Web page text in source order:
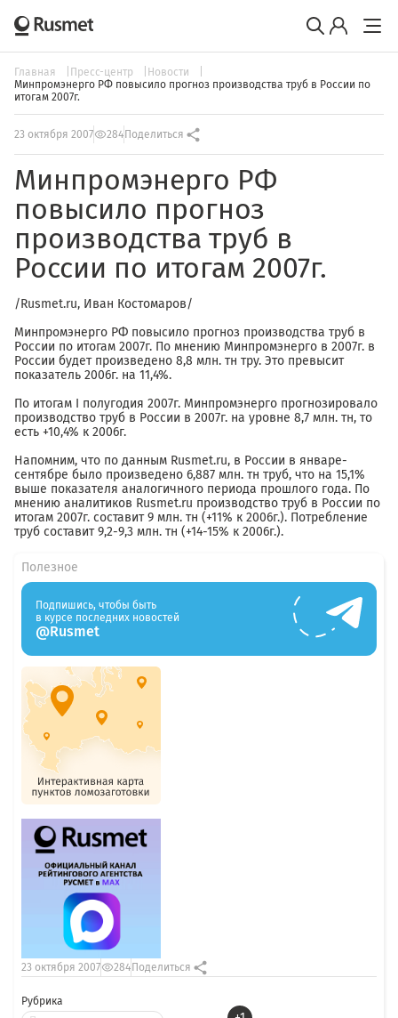
Главная Пресс-центр
Новости
Минпромэнерго РФ повысило прогноз производства труб в России по
итогам 2007г.
23 октября 2007 284 Поделиться
Минпромэнерго РФ
повысило прогноз
производства труб в
России по итогам 2007г.
/Rusmet.ru, Иван Костомаров/
Минпромэнерго РФ повысило прогноз производства труб в
России по итогам 2007г. По мнению Минпромэнерго в 2007г. в
России будет произведено 8,8 млн. тн тру. Это превысит
показатель 2006г. на 11,4%.
По итогам I полугодия 2007г. Минпромэнерго прогнозировало
производство труб в России в 2007г. на уровне 8,7 млн. тн, то
есть +10,4% к 2006г.
Напомним, что по данным Rusmet.ru, в России в январе-
сентябре было произведено 6,887 млн. тн труб, что на 15,1%
выше показателя аналогичного периода прошлого года. По
мнению аналитиков Rusmet.ru производство труб в России по
итогам 2007г. составит 9 млн. тн (+11% к 2006г.). Потребление
труб составит 9,2-9,3 млн. тн (+14-15% к 2006г.).
Рубрика
23 октября 2007 284 Поделиться
Полезное
Подпишись, чтобы быть
в курсе последних новостей
@Rusmet